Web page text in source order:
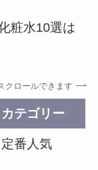
粧水10選は
クロールできます
カテゴリー
定番人気